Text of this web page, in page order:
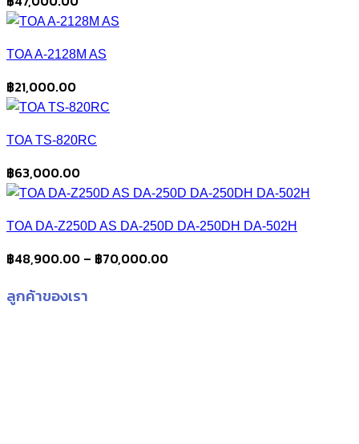
TOA A-2128M AS
฿21,000.00
TOA TS-820RC
฿63,000.00
TOA DA-Z250D AS DA-250D DA-250DH DA-502H
฿48,900.00 – ฿70,000.00Price
ลูกค้าของเรา